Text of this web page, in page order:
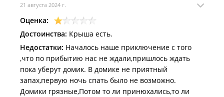
21 августа 2024 г.
Оценка:
Достоинства: Крыша есть.
Недостатки: Началось наше приключение с того
,что по прибытию нас не ждали,пришлось ждать
пока уберут домик. В домике не приятный
запах,первую ночь спать было не возможно.
Домики грязные,Потом то ли принюхались,то ли